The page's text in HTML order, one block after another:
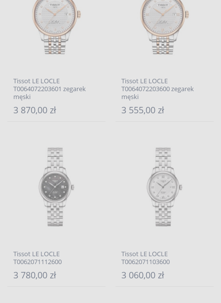
Tissot LE LOCLE
T0064072203601 zegarek
męski
3 870,00 zł
Tissot LE LOCLE
T0064072203600 zegarek
męski
3 555,00 zł
Tissot LE LOCLE
T0062071112600
3 780,00 zł
Tissot LE LOCLE
T0062071103600
3 060,00 zł